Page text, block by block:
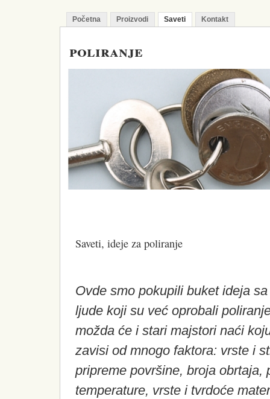
Početna Proizvodi Saveti Kontakt
poliranje
Saveti, ideje za poliranje
Ovde smo pokupili buket ideja
ljude koji su već oprobali
možda će i stari majstori naći
zavisi od mnogo faktora: vrste i
pripreme površine, broja obrtaja,
temperature, vrste i tvrdoće